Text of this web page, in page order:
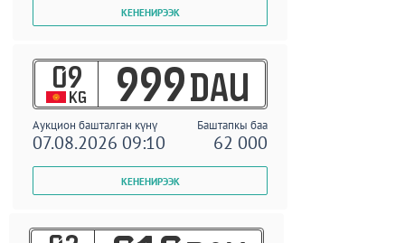
09
KG 999 DAU
Аукцион башталган күнү Баштапкы баа
07.08.2026 09:10 62 000